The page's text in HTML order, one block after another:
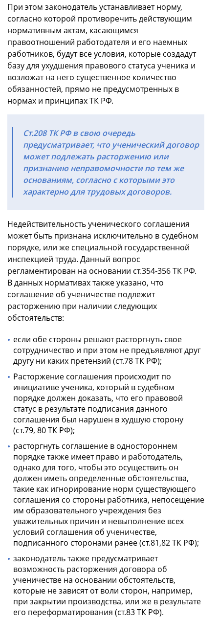
При этом законодатель устанавливает норму,
согласно которой противоречить действующим
нормативным актам, касающимся
правоотношений работодателя и его наемных
работников, будут все условия, которые создадут
базу для ухудшения правового статуса ученика и
возложат на него существенное количество
обязанностей, прямо не предусмотренных в
нормах и принципах ТК РФ.
Ст.208 ТК РФ в свою очередь
предусматривает, что ученический договор
может подлежать расторжению или
признанию неправомочности по тем же
основаниям, согласно с которыми это
характерно для трудовых договоров.
Недействительность ученического соглашения
может быть признана исключительно в судебном
порядке, или же специальной государственной
инспекцией труда. Данный вопрос
регламентирован на основании ст.354-356 ТК РФ.
В данных нормативах также указано, что
соглашение об ученичестве подлежит
расторжению при наличии следующих
обстоятельств:
если обе стороны решают расторгнуть свое
сотрудничество и при этом не предъявляют друг
другу ни каких претензий (ст.78 ТК РФ);
Расторжение соглашения происходит по
инициативе ученика, который в судебном
порядке должен доказать, что его правовой
статус в результате подписания данного
соглашения был нарушен в худшую сторону
(ст.79, 80 ТК РФ);
расторгнуть соглашение в одностороннем
порядке также имеет право и работодатель,
однако для того, чтобы это осуществить он
должен иметь определенные обстоятельства,
такие как игнорирование норм существующего
соглашения со стороны работника, непосещение
им образовательного учреждения без
уважительных причин и невыполнение всех
условий соглашения об ученичестве,
подписанного сторонами ранее (ст.81,82 ТК РФ);
законодатель также предусматривает
возможность расторжения договора об
ученичестве на основании обстоятельств,
которые не зависят от воли сторон, например,
при закрытии производства, или же в результате
его переформатирования (ст.83 ТК РФ).